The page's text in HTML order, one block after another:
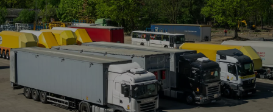
Częstochowy, z myślą o zawodowych kierowcach
oraz osobach prywatnych świadczy usługi
parkingowe oraz postojowe dla każdego rodzaju
pojazdów mechanicznych.
Dowiedz się więcej